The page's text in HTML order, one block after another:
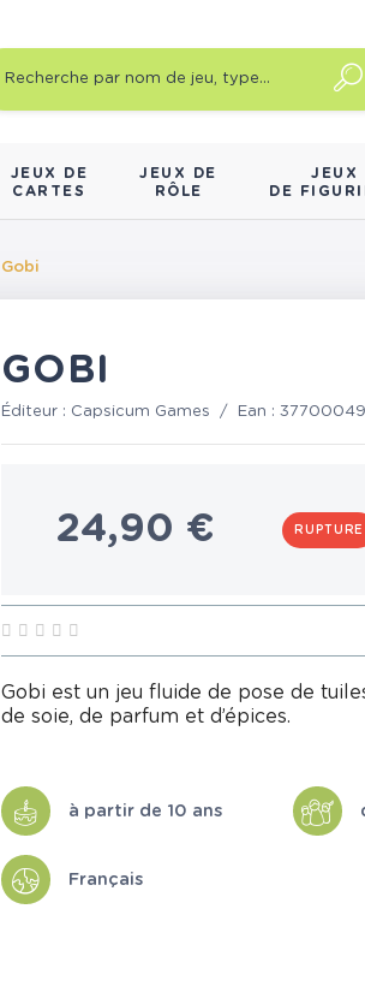
JEUX DE
CARTES
JEUX DE
RÔLE
JEUX
DE
Gobi
GOBI
Éditeur : Capsicum Games / Ean :
24,90 € RUPTURE
Gobi est un jeu fluide de pose de
de soie, de parfum et d’épices.
à partir de 10 ans
Français